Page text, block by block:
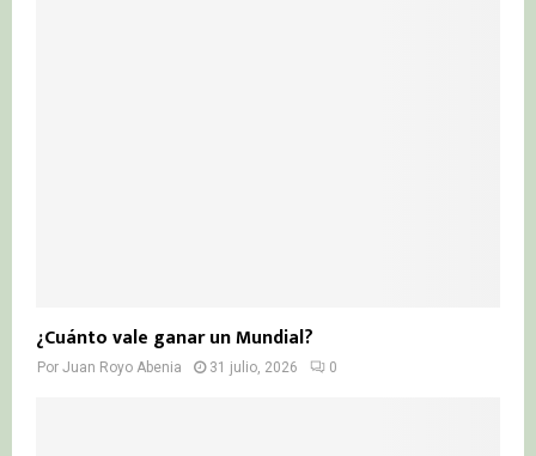
¿Cuánto vale ganar un Mundial?
Por Juan Royo Abenia 31 julio, 2026 0